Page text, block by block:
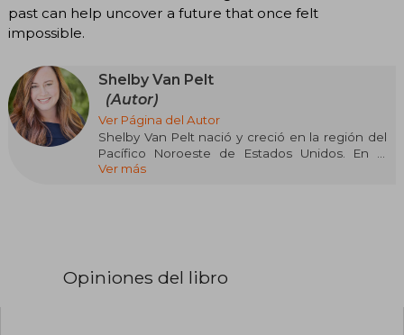
past can help uncover a future that once felt
impossible.
Shelby Van Pelt
(Autor)
Ver Página del Autor
Shelby Van Pelt nació y creció en la región del
Pacífico Noroeste de Estados Unidos. En la
actualidad vive a las afueras de Chicago con su
Ver más
Opiniones del libro